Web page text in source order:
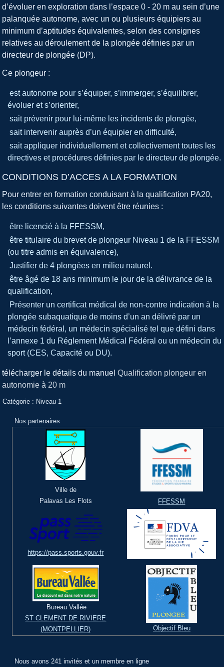
d’évoluer en exploration dans l’espace 0 - 20 m au sein d’une
palanquée autonome, avec un ou plusieurs équipiers au
minimum d’aptitudes équivalentes, selon des consignes
relatives au déroulement de la plongée définies par un
directeur de plongée (DP).
Ce plongeur :
est autonome pour s’équiper, s’immerger, s’équilibrer,
évoluer et s’orienter,
sait prévenir pour lui-même les incidents de plongée,
sait intervenir auprès d’un équipier en difficulté,
sait appliquer individuellement et collectivement toutes les
directives et procédures définies par le directeur de plongée.
CONDITIONS D’ACCES A LA FORMATION
Pour entrer en formation conduisant à la qualification PA20,
les conditions suivantes doivent être réunies :
être licencié à la FFESSM,
être titulaire du brevet de plongeur Niveau 1 de la FFESSM
(ou titre admis en équivalence),
Justifier de 4 plongées en milieu naturel.
être âgé de 18 ans minimum le jour de la délivrance de la
qualification,
Présenter un certificat médical de non-contre indication à la
plongée subaquatique de moins d’un an délivré par un
médecin fédéral, un médecin spécialisé tel que défini dans
l’annexe 1 du Réglement Médical Fédéral ou un médecin du
sport (CES, Capacité ou DU).
télécharger le détails du manuelQualification plongeur en
autonomie à 20 m
Catégorie : Niveau 1
Nos partenaires
Ville de
Palavas Les Flots
FFESSM
https://pass.sports.gouv.fr
Bureau Vallée
ST CLEMENT DE RIVIERE
(MONTPELLIER)
Objectif Bleu
Nous avons 241 invités et un membre en ligne